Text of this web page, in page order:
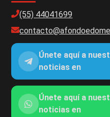
(55) 44041699
Únete aquí a
noticias en
Únete aquí a
noticias en